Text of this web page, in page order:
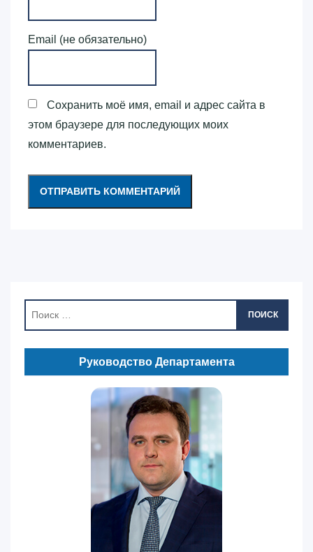
Email (не обязательно)
Сохранить моё имя, email и адрес сайта в
этом браузере для последующих моих
комментариев.
ПОИСК
Руководство Департамента